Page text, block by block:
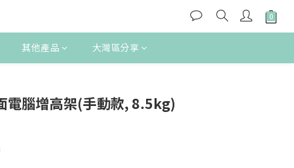
其他產品 大灣區分享
電腦增高架(手動款, 8.5kg)